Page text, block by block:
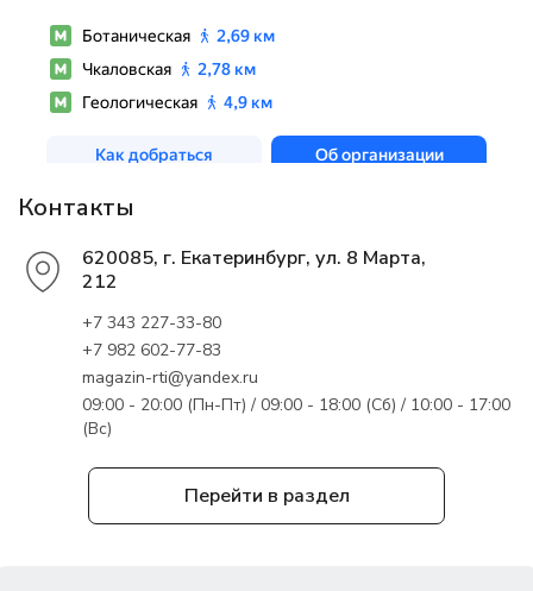
Перейти в раздел
Контакты
620085, г. Екатеринбург, ул. 8 Марта,
212
+7 343 227-33-80
+7 982 602-77-83
magazin-rti@yandex.ru
09:00 - 20:00 (Пн-Пт) / 09:00 - 18:00 (Сб) / 10:00 - 17:00
(Вс)